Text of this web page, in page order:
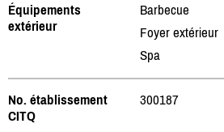
Équipements
extérieur
Barbecue
Foyer extérieur
Spa
No. établissement
CITQ
300187